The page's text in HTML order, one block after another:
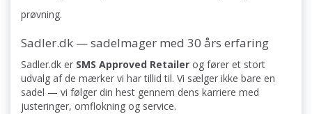
prøvning.
Sadler.dk — sadelmager med 30 års erfaring
Sadler.dk er SMS Approved Retailer og fører et stort
udvalg af de mærker vi har tillid til. Vi sælger ikke bare en
sadel — vi følger din hest gennem dens karriere med
justeringer, omflokning og service.